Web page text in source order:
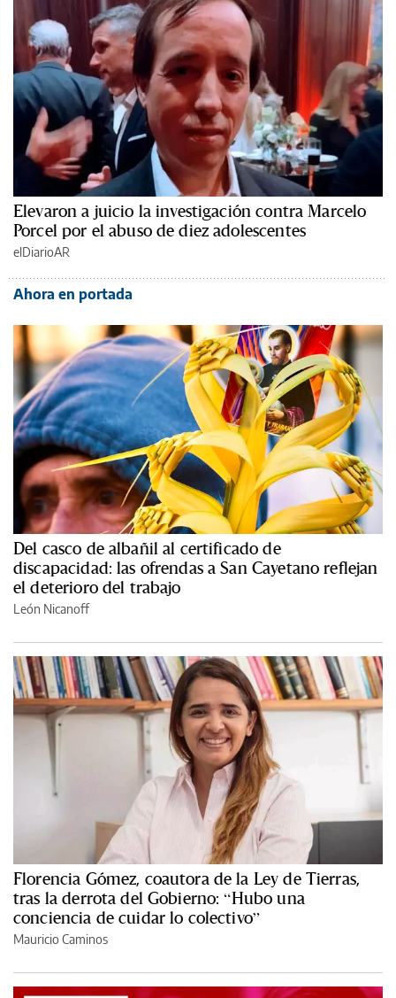
Elevaron a juicio la investigación contra Marcelo
Porcel por el abuso de diez adolescentes
elDiarioAR
Ahora en portada
Del casco de albañil al certificado de
discapacidad: las ofrendas a San Cayetano reflejan
el deterioro del trabajo
León Nicanoff
Florencia Gómez, coautora de la Ley de Tierras,
tras la derrota del Gobierno: “Hubo una
conciencia de cuidar lo colectivo”
Mauricio Caminos